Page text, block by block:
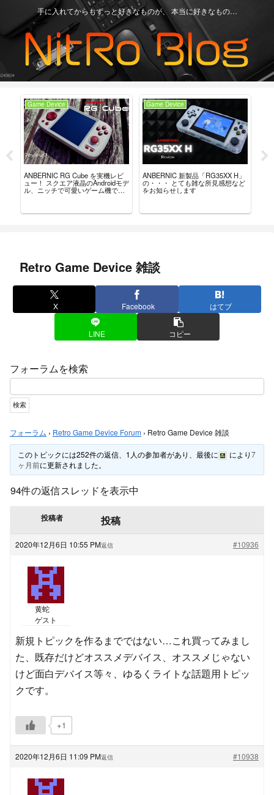
手に入れてからもずっと好きなものが、 本当に好きなもの…
Game Device
ANBERNIC RG Cube を実機レビ
ュー！ スクエア液晶のAndroidモデ
ル、ニッチで可愛いゲーム機で
Game Device
ANBERNIC 新製品「RG35XX H」
の・・・ とても雑な所見感想など
をお知らせします
Retro Game Device 雑談
X Facebook はてブ
LINE コピー
フォーラムを検索
フォーラム › Retro Game Device Forum › Retro Game Device 雑談
このトピックには252件の返信、1人の参加者があり、最後に により7
ヶ月前に更新されました。
94件の返信スレッドを表示中
投稿者 投稿
2020年12月6日 10:55 PM #10936
返信
黄蛇
ゲスト
新規トピックを作るまでではない…これ買ってみまし
た、既存だけどオススメデバイス、オススメじゃない
けど面白デバイス等々、ゆるくライトな話題用トピッ
クです。
+1
2020年12月6日 11:09 PM #10938
返信